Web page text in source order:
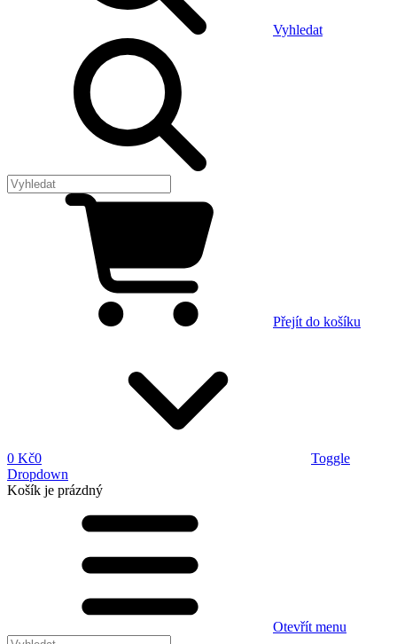
Vyhledat
Přejít do košíku
0 Kč0
Toggle
Dropdown
Košík je prázdný
Otevřít menu